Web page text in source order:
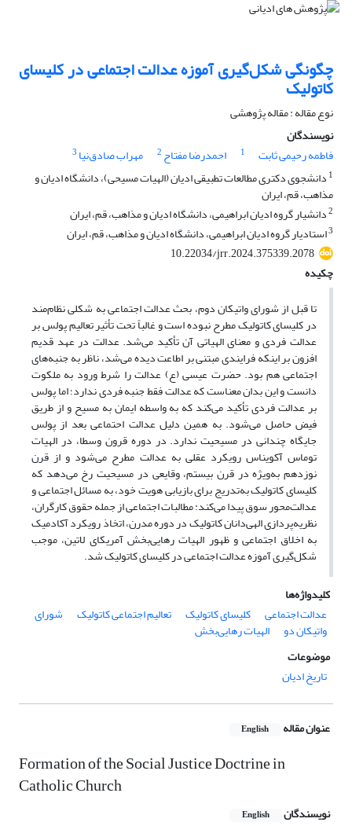
چگونگی شکل‌گیری آموزه عدالت اجتماعی در کلیسای
کاتولیک
نوع مقاله : مقاله پژوهشی
نویسندگان
فاطمه رحیمی ثابت
1 احمدرضا مفتاح 2 مهراب صادق‌نیا 3
1 دانشجوی دکتری مطالعات تطبیقی ادیان (الهیات مسیحی)، دانشگاه ادیان و
مذاهب، قم، ایران
2دانشیار گروه ادیان ابراهیمی، دانشگاه ادیان و مذاهب، قم، ایران
3استادیار گروه ادیان ابراهیمی، دانشگاه ادیان و مذاهب، قم، ایران
10.22034/jrr.2024.375339.2078
چکیده
تا قبل از شورای واتیکان دوم، بحث عدالت اجتماعی به شکلی نظام‌مند
در کلیسای کاتولیک مطرح نبوده است و غالباً تحت تأثیر تعالیم پولس بر
عدالت فردی و معنای الهیاتی آن تأکید می‌شد. عدالت در عهد قدیم
افزون بر اینکه فرایندی مبتنی بر اطاعت دیده می‌شد، ناظر به جنبه‌های
اجتماعی هم بود. حضرت عیسی (ع) عدالت را شرط ورود به ملکوت
دانست و این بدان معناست که عدالت فقط جنبه فردی ندارد؛ اما پولس
بر عدالت فردی تأکید می‌کند که به واسطه ایمان به مسیح و از طریق
فیض حاصل می‌شود. به همین دلیل عدالت احتماعی بعد از پولس
جایگاه چندانی در مسیحیت ندارد. در دوره قرون وسطا، در الهیات
توماس آکویناس رویکرد عقلی به عدالت مطرح می‌شود و از قرن
نوزدهم به‌ویژه در قرن بیستم، وقایعی در مسیحیت رخ می‌دهد که
کلیسای کاتولیک به‌تدریج برای بازیابی هویت خود، به مسائل اجتماعی و
عدالت‌محور سوق پیدا می‌کند: مطالبات اجتماعی از جمله حقوق کارگران،
نظریه‌پردازی الهی‌دانان کاتولیک در دوره مدرن، اتخاذ رویکرد آکادمیک
به اخلاق اجتماعی و ظهور الهیات رهایی‌بخش آمریکای لاتین، موجب
شکل‌گیری آموزه عدالت اجتماعی در کلیسای کاتولیک شد.
کلیدواژه‌ها
عدالت اجتماعی
کلیسای کاتولیک تعالیم اجتماعی کاتولیک شورای
واتیکان دو
الهیات‌ رهایی‌بخش
موضوعات
تاریخ ادیان
عنوان مقاله English
Formation of the Social Justice Doctrine in
Catholic Church
نویسندگان English